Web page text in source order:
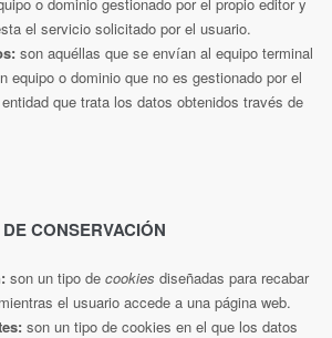
el servicio solicitado por el usuario.
son aquéllas que se envían al equipo terminal
equipo o dominio que no es gestionado por el
que trata los datos obtenidos través de
CONSERVACIÓN
son un tipo de cookies diseñadas para recabar
el usuario accede a una página web.
son un tipo de cookies en el que los datos